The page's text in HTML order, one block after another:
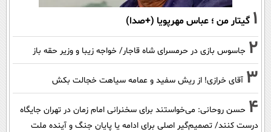
1 گیتار من ؛ عباس مهرپویا (+صدا)
2 جاسوس بازی در حرمسرای شاه قاجار/ خواجه زیبا و وزیر حقه باز
3 آقای خرازی! از ریش سفید و عمامه سیاهت خجالت بکش
4 حسن روحانی: می‌خواستند برای سخنرانی امام زمان در تهران جایگاه
درست کنند/ تصمیم‌گیر اصلی برای ادامه یا پایان جنگ و آینده ملت